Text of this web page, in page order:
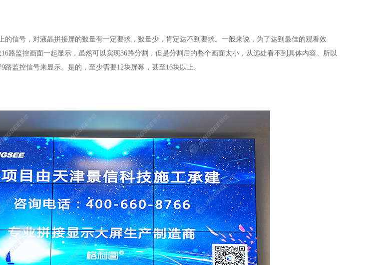
信号，对液晶拼接屏的数量有一定要求，数量少，肯定达不到要求。一般来说，为了达到最佳的观看效
路监控画面一起显示，虽然可以实现36路分割，但是分割后的整个画面太小，从远处看不到具体内容。所以
监控信号来显示。是的，至少需要12块屏幕，甚至16块以上。